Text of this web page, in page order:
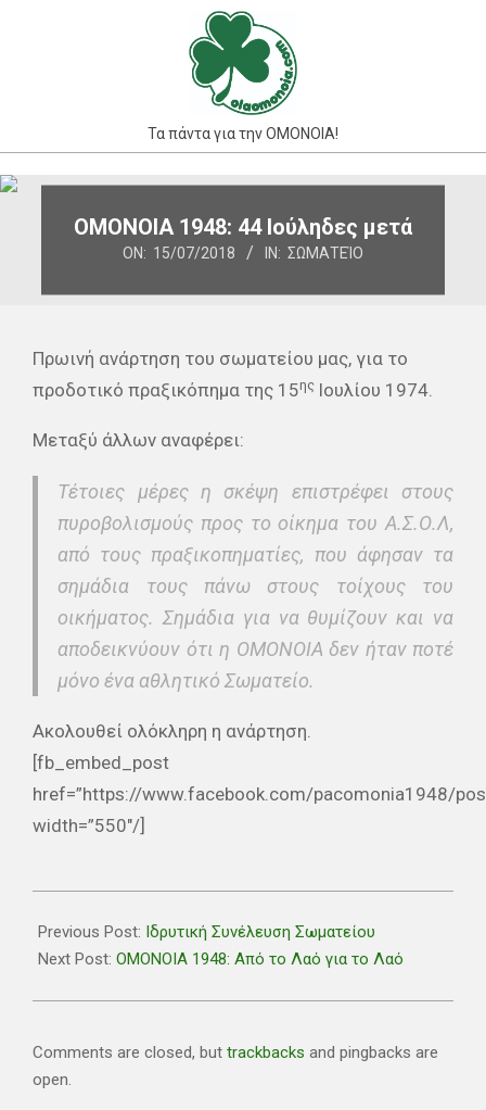
Τα πάντα για την ΟΜΟΝΟΙΑ!
Primary
OMONOIA 1948: 44 Ιούληδες μετά
ON: 15/07/2018 IN: ΣΩΜΑΤΕΊΟ
Πρωινή ανάρτηση του σωματείου μας, για το
προδοτικό πραξικόπημα της 15ης Ιουλίου 1974.
Μεταξύ άλλων αναφέρει:
Τέτοιες μέρες η σκέψη επιστρέφει στους
πυροβολισμούς προς το οίκημα του Α.Σ.Ο.Λ,
από τους πραξικοπηματίες, που άφησαν τα
σημάδια τους πάνω στους τοίχους του
οικήματος. Σημάδια για να θυμίζουν και να
αποδεικνύουν ότι η ΟΜΟΝΟΙΑ δεν ήταν ποτέ
μόνο ένα αθλητικό Σωματείο.
Ακολουθεί ολόκληρη η ανάρτηση.
[fb_embed_post
href=”https://www.facebook.com/pacomonia1948/
width=”550″/]
07-
15
Previous Post: Ιδρυτική Συνέλευση Σωματείου
Next Post: ΟΜΟΝΟΙΑ 1948: Από το Λαό για το Λαό
Comments are closed, but trackbacks and pingbacks are
open.